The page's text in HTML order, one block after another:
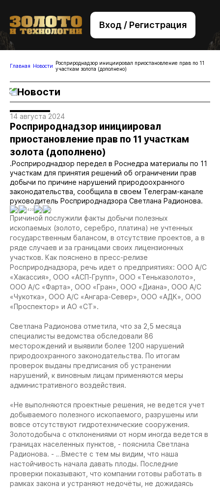
Вход / Регистрация
+7 (495) 221-76-32
bsv@zolteh.ru
Главная Новости Росприроднадзор инициировал приостановление прав по 11
участкам золота (дополнено)
Новости
14 августа 2024
Росприроднадзор инициировал
приостановление прав по 11 участкам
золота (дополнено)
.Росприроднадзор передел в Роснедра материалы по 11
участкам для принятия решений об ограничении прав
добычи по причине нарушений природоохранного
законодательства, сообщила в своем Телеграм-канале
руководитель Росприроднадзора Светлана Радионова.
0 1420 0 0
Причиной послужили факты добычи полезных
ископаемых (золото, серебро, платина) не учтенных
государственным балансом, в отсутствие проектов, а в
ряде случаев и за границами своих лицензионных
участков. Как пояснено в пресс-релизе
Росприроднадзора, речь идет о предприятиях: ООО А/С
«Хакассия», ООО «АСП-Групп», ООО «Теньказолото»,
ООО А/С «Фарта», ООО «Гран», ООО «Диана», ООО А/С
«Чукотка», ООО А/С «Ангара-Север», ООО «АДК», ООО
«Проспектор» и АО «СТ».
Светлана Радионова отметила, что за 2,5 месяца
специалисты ведомства обследовали 86
месторождений и выявили более 1200 нарушений
природоохранного законодательства. По итогам
проверок выданы предписания об устранении
нарушений, к виновным лицам применяются меры
административного воздействия.
«Не выполняются проектные решения, не ведется учет
добываемого полезного ископаемого, разрушены или
вовсе отсутствуют гидротехнические сооружения.
Золотодобыча с отклонениями от норм иногда ведется в
границах населенных пунктов, - пояснила Светлана
Радионова. - …Вместе с тем мы видим, что наша
настойчивость начала давать плоды. Последние
проверки показывают, что компании готовы работать в
рамках закона и устраняют недочёты, не дожидаясь